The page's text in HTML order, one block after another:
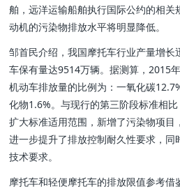
舶，远洋运输船舶执行国际公约的相
动机的污染物排放水平将明显降低。
邹首民介绍，我国摩托车行业产量增
车保有量达9514万辆。据测算，2015
机动车排放量的比例为：一氧化碳
化物1.6%。与现行的第三阶段标准相
扩大标准适用范围，新增了污染物项目
进一步提升了排放控制耐久性要求，同
技术要求。
摩托车和轻便摩托车的排放限值参考借